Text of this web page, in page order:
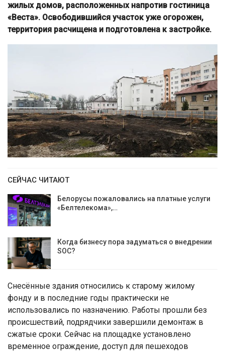
жилых домов, расположенных напротив гостиница
«Веста». Освободившийся участок уже огорожен,
территория расчищена и подготовлена к застройке.
СЕЙЧАС ЧИТАЮТ
Белорусы пожаловались на платные услуги
«Белтелекома»,…
Когда бизнесу пора задуматься о внедрении
SOC?
Снесённые здания относились к старому жилому
фонду и в последние годы практически не
использовались по назначению. Работы прошли без
происшествий, подрядчики завершили демонтаж в
сжатые сроки. Сейчас на площадке установлено
временное ограждение, доступ для пешеходов